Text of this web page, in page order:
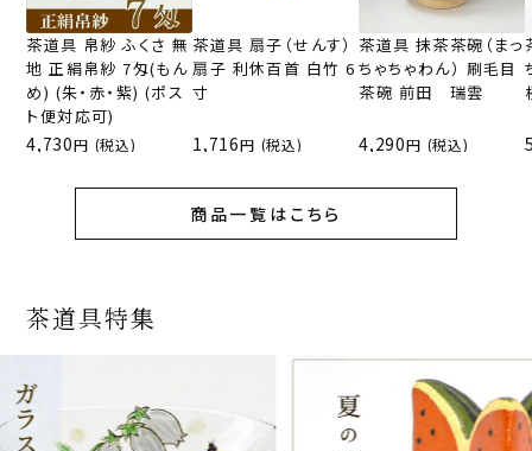
茶道具 帛紗 ふくさ 無
地 正絹帛紗 7匁(もん
め) (朱・赤・紫) (ポス
ト便対応可)
4,730 (税込)
茶道具 扇子（せんす）
扇子 利休百首 白竹 6
寸
1,716 (税込)
茶道具 抹茶茶碗（まっ
ちゃちゃわん） 刷毛目
茶碗 前田 瑞雲
4,290 (税込)
商品一覧はこちら
茶道具特集